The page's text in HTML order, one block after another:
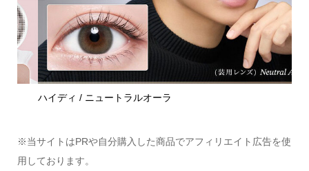
ハイディ / ニュートラルオーラ
※当サイトはPRや自分購入した商品でアフィリエイト広告を使
用しております。
Home